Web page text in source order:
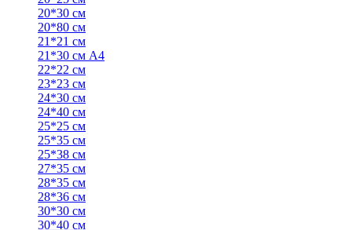
20*30 см
20*80 см
21*21 см
21*30 см А4
22*22 см
23*23 см
24*30 см
24*40 см
25*25 см
25*35 см
25*38 см
27*35 см
28*35 см
28*36 см
30*30 см
30*40 см